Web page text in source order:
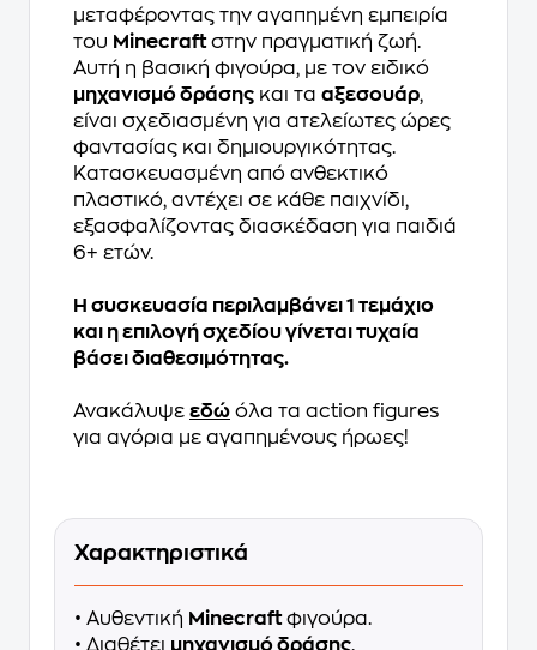
μεταφέροντας την αγαπημένη εμπειρία
του Minecraftστην πραγματική ζωή.
Αυτή η βασική φιγούρα, με τον ειδικό
μηχανισμό δράσης και τα αξεσουάρ,
είναι σχεδιασμένη για ατελείωτες ώρες
φαντασίας και δημιουργικότητας.
Κατασκευασμένη από ανθεκτικό
πλαστικό, αντέχει σε κάθε παιχνίδι,
εξασφαλίζοντας διασκέδαση για παιδιά
6+ ετών.
Η συσκευασία περιλαμβάνει 1 τεμάχιο
και η επιλογή σχεδίου γίνεται τυχαία
βάσει διαθεσιμότητας.
Ανακάλυψε εδώ όλα τα action figures
για αγόρια με αγαπημένους ήρωες!
Χαρακτηριστικά
• Αυθεντική Minecraftφιγούρα.
• Διαθέτει μηχανισμό δράσης.